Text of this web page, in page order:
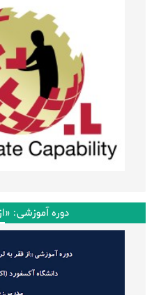
دوره آموزشی: